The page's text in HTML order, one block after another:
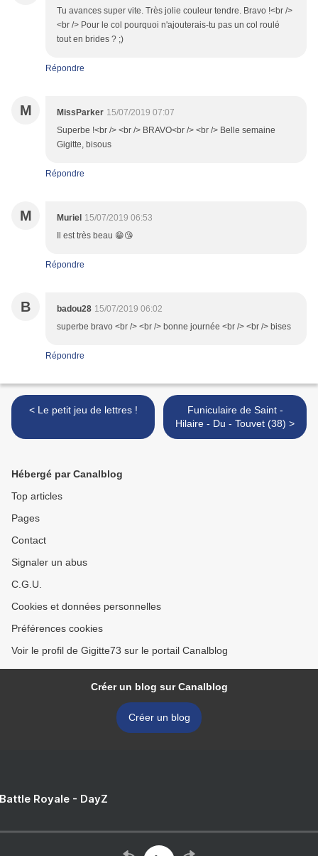
Tu avances super vite. Très jolie couleur tendre. Bravo !<br />
<br /> Pour le col pourquoi n'ajouterais-tu pas un col roulé
tout en brides ? ;)
Répondre
M MissParker 15/07/2019 07:07
Superbe !<br /> <br /> BRAVO<br /> <br /> Belle semaine
Gigitte, bisous
Répondre
M Muriel 15/07/2019 06:53
Il est très beau 😁😘
Répondre
B badou28 15/07/2019 06:02
superbe bravo <br /> <br /> bonne journée <br /> <br /> bises
Répondre
< Le petit jeu de lettres !
Funiculaire de Saint -
Hilaire - Du - Touvet (38) >
Hébergé par Canalblog
Top articles
Pages
Contact
Signaler un abus
C.G.U.
Cookies et données personnelles
Préférences cookies
Voir le profil de Gigitte73 sur le portail Canalblog
Créer un blog sur Canalblog
Créer un blog
Royale - DayZ